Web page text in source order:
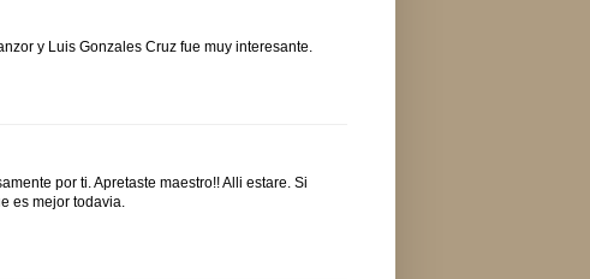
y Luis Gonzales Cruz fue muy interesante.
por ti. Apretaste maestro!! Alli estare. Si
es mejor todavia.